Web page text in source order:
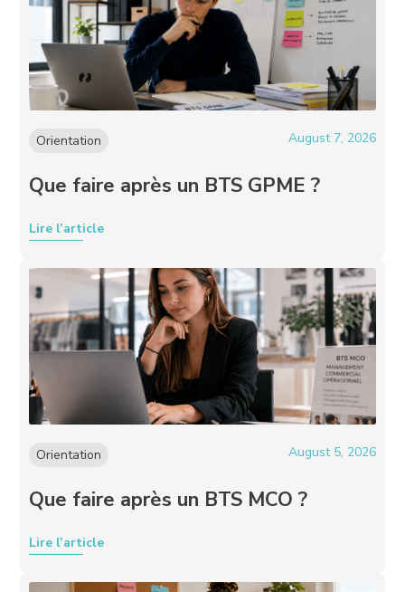
Orientation August 7, 2026
Que faire après un BTS GPME ?
Lire l’article
Orientation August 5, 2026
Que faire après un BTS MCO ?
Lire l’article